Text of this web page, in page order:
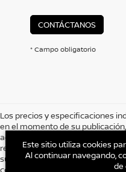
CONTÁCTANOS
* Campo obligatorio
Los precios y especificaciones
en el momento de su
accesorios, seguro y gastos
reserva el derecho de modificar
sus productos comunicándolo al
contrato. Es posible que no
Este sitio utiliza cookies
Al continuar navegando,
de